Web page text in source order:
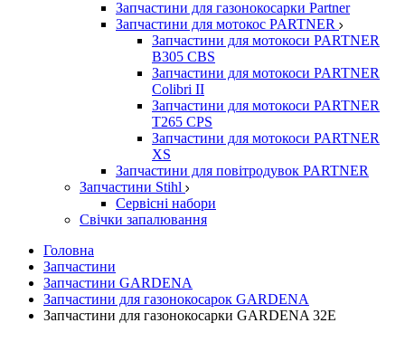
Запчастини для газонокосарки Partner
Запчастини для мотокос PARTNER
Запчастини для мотокоси PARTNER
B305 CBS
Запчастини для мотокоси PARTNER
Colibri II
Запчастини для мотокоси PARTNER
T265 CPS
Запчастини для мотокоси PARTNER
XS
Запчастини для повітродувок PARTNER
Запчастини Stihl
Сервісні набори
Свічки запалювання
Головна
Запчастини
Запчастини GARDENA
Запчастини для газонокосарок GARDENA
Запчастини для газонокосарки GARDENA 32Е